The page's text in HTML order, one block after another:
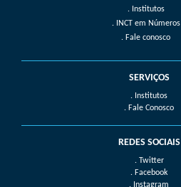
Institutos
INCT em Números
Fale conosco
SERVIÇOS
. Institutos
. Fale Conosco
REDES SOCIAIS
. Twitter
. Facebook
. Instagram